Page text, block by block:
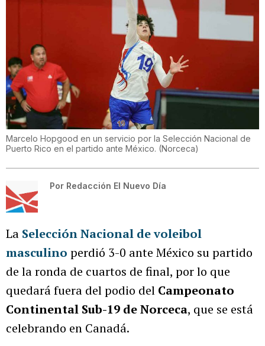
Marcelo Hopgood en un servicio por la Selección Nacional de
Puerto Rico en el partido ante México. (Norceca)
Por Redacción El Nuevo Día
La Selección Nacional de voleibol
masculino perdió 3-0 ante México su partido
de la ronda de cuartos de final, por lo que
quedará fuera del podio del Campeonato
Continental Sub-19 de Norceca, que se está
celebrando en Canadá.